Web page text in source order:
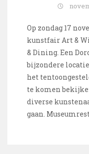
Op zondag 17
kunstfair Art &
& Dining. Een
bijzondere
het
te komen
diverse
gaan.